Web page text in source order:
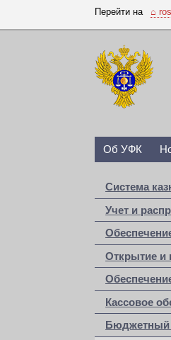
Перейти на ⌂
Об УФК
Система
Учет и
Открытие и
Кассовое
Бюджетный